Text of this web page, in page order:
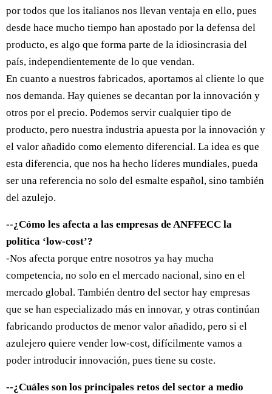
por todos que los italianos nos llevan ventaja en ello, pues
desde hace mucho tiempo han apostado por la defensa del
producto, es algo que forma parte de la idiosincrasia del
país, independientemente de lo que vendan.
En cuanto a nuestros fabricados, aportamos al cliente lo que
nos demanda. Hay quienes se decantan por la innovación y
otros por el precio. Podemos servir cualquier tipo de
producto, pero nuestra industria apuesta por la innovación y
el valor añadido como elemento diferencial. La idea es que
esta diferencia, que nos ha hecho líderes mundiales, pueda
ser una referencia no solo del esmalte español, sino también
del azulejo.
--¿Cómo les afecta a las empresas de ANFFECC la
política ‘low-cost’?
-Nos afecta porque entre nosotros ya hay mucha
competencia, no solo en el mercado nacional, sino en el
mercado global. También dentro del sector hay empresas
que se han especializado más en innovar, y otras continúan
fabricando productos de menor valor añadido, pero si el
azulejero quiere vender low-cost, difícilmente vamos a
poder introducir innovación, pues tiene su coste.
--¿Cuáles son los principales retos del sector a medio